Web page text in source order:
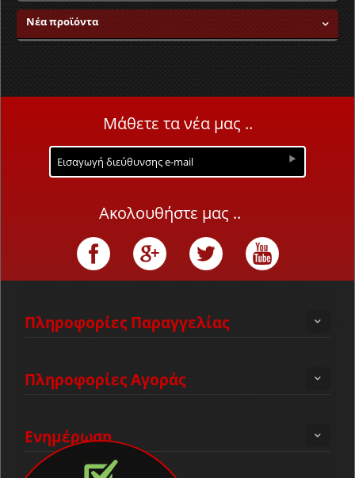
Νέα προϊόντα
Μάθετε τα νέα μας ..
Ακολουθήστε μας ..
Πληροφορίες Παραγγελίας
Πληροφορίες Αγοράς
Ενημέρωση